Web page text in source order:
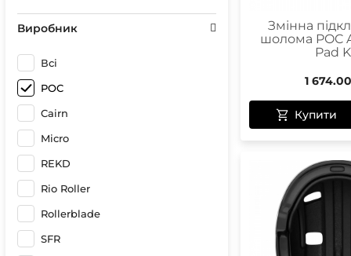
Чохли
Виробник
Всі
POC
Cairn
Micro
REKD
Rio Roller
Rollerblade
SFR
Змінна
шолома POC
Pad
1 674.00
Купити